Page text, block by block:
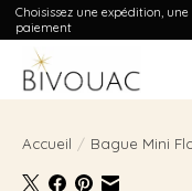
Choisissez une expédition,
paiement
Accueil / Bague Mini